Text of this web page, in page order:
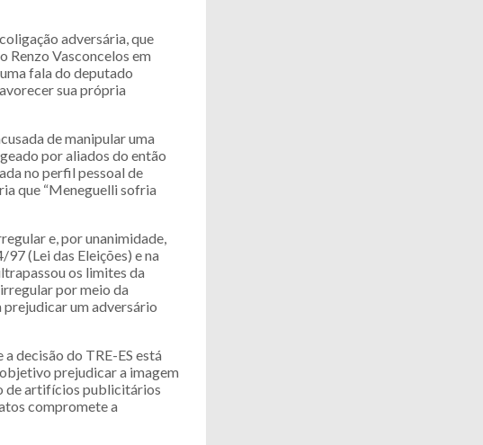
adversária, que
Renzo Vasconcelos em
fala do deputado
sua própria
de manipular uma
por aliados do então
no perfil pessoal de
que “Meneguelli sofria
e, por unanimidade,
(Lei das Eleições) e na
os limites da
por meio da
prejudicar um adversário
decisão do TRE-ES está
prejudicar a imagem
de artifícios publicitários
compromete a